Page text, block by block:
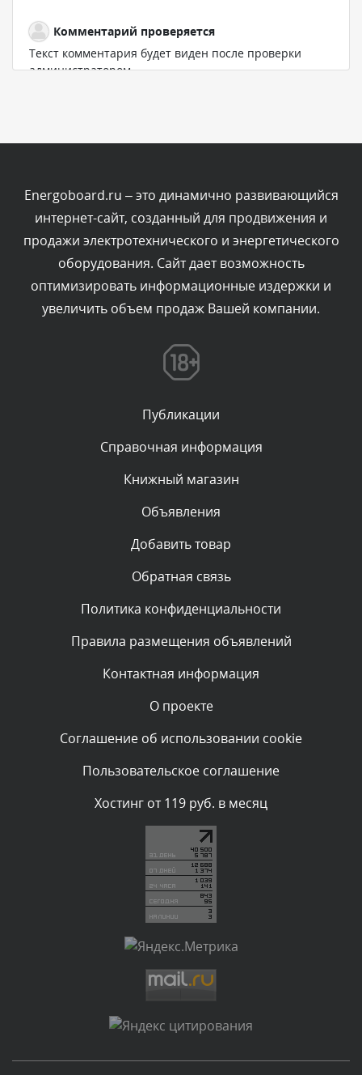
Комментарий проверяется
Текст комментария будет виден после проверки
администратором.
Комментарий проверяется
Текст комментария будет виден после проверки
администратором.
Сегодня, в 09:03
Комментарий проверяется
Текст комментария будет виден после проверки
Комментарий проверяется
Текст комментария будет виден после проверки
администратором.
Комментарий проверяется
администратором.
Комментарий проверяется
администратором.
Комментарий проверяется
администратором.
Комментарий проверяется
Текст комментария будет виден после проверки
Комментарий проверяется
Текст комментария будет виден после проверки
администратором.
Текст комментария будет виден после проверки
администратором.
Energoboard.ru – это динамично развивающийся
интернет-сайт, созданный для продвижения и
продажи электротехнического и энергетического
оборудования. Сайт дает возможность
оптимизировать информационные издержки и
увеличить объем продаж Вашей компании.
Публикации
Справочная информация
Книжный магазин
Объявления
Добавить товар
Обратная связь
Политика конфиденциальности
Правила размещения объявлений
Контактная информация
О проекте
Соглашение об использовании cookie
Пользовательское соглашение
Хостинг от 119 руб. в месяц